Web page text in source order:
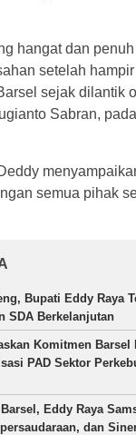
hangat dan
setelah
sejak dilantik
Sabran,
semua pihak
Bupati Eddy Raya
SDA Berkelanjutan
Komitmen
PAD Sektor
Eddy Raya
dan